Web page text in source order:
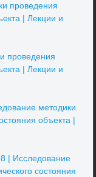
проведения
| Лекции и
проведения
| Лекции и
методики
объекта |
| Исследование
состояния